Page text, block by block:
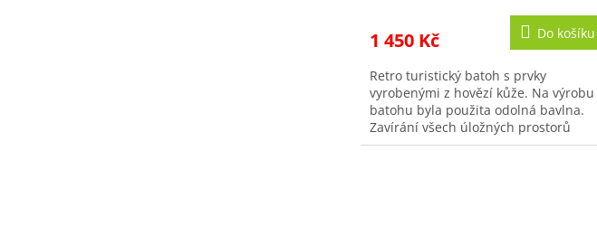
1 450 Kč Do košíku
Retro turistický batoh s prvky
vyrobenými z hovězí kůže. Na výrobu
batohu byla použita odolná bavlna.
Zavírání všech úložných prostorů
batohu je řešeno pomocí kožených